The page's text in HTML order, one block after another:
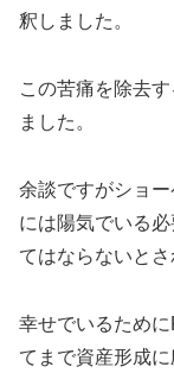
釈しました。
この苦痛を除去
ました。
余談ですがショ
には陽気でいる
てはならないとさ
幸せでいるため
てまで資産形成